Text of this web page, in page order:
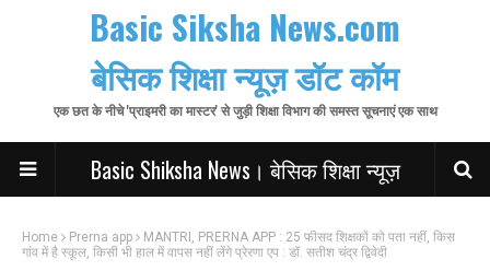
Basic Siksha News.com
बेसिक शिक्षा न्यूज़ डॉट कॉम
एक छत के नीचे 'प्राइमरी का मास्टर' से जुड़ी शिक्षा विभाग की समस्त सूचनाएं एक साथ
Basic Shiksha News। बेसिक शिक्षा न्यूज़
Home Prerna app
MANTRI, PRERNA APP : 25 फीसद शिक्षकों को पता नहीं, किस
गांव में है स्कूल, किसी भी हाल में वापस नहीं लेंगे प्रेरणा एप : डॉ. सतीश चंद्र द्विवेदी